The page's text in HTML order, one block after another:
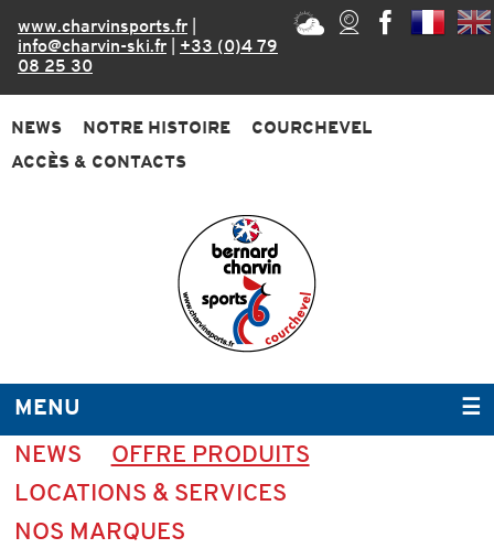
www.charvinsports.fr
info@charvin-ski.fr
+33 (0)4 79
08 25 30
NEWS NOTRE HISTOIRE
COURCHEVEL
ACCÈS & CONTACTS
MENU ☰
NEWS
OFFRE PRODUITS
LOCATIONS & SERVICES
NOS MARQUES